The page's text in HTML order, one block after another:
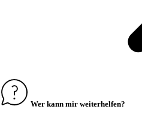
Wer kann mir weiterhelfen?